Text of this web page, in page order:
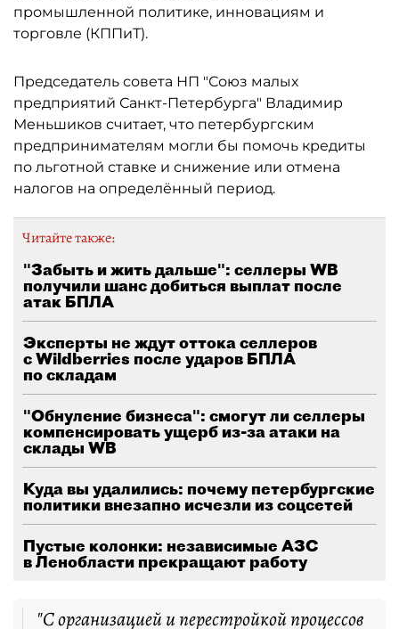
промышленной политике, инновациям и
торговле (КППиТ).
Председатель совета НП "Союз малых
предприятий Санкт-Петербурга" Владимир
Меньшиков считает, что петербургским
предпринимателям могли бы помочь кредиты
по льготной ставке и снижение или отмена
налогов на определённый период.
Читайте также:
"Забыть и жить дальше": селлеры WB
получили шанс добиться выплат после
атак БПЛА
Эксперты не ждут оттока селлеров
с Wildberries после ударов БПЛА
по складам
"Обнуление бизнеса": смогут ли селлеры
компенсировать ущерб из-за атаки на
склады WB
Куда вы удалились: почему петербургские
политики внезапно исчезли из соцсетей
Пустые колонки: независимые АЗС
в Ленобласти прекращают работу
"С организацией и перестройкой процессов